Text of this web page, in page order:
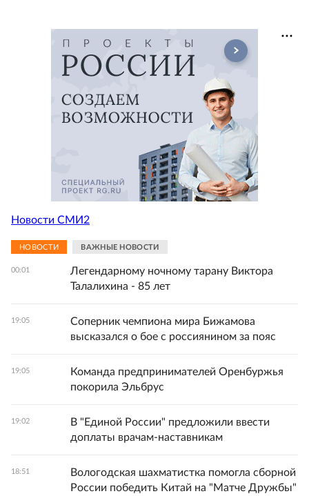
Новости СМИ2
НОВОСТИ ВАЖНЫЕ НОВОСТИ
00:01
Легендарному ночному тарану Виктора
Талалихина - 85 лет
19:05
Соперник чемпиона мира Бижамова
высказался о бое с россиянином за пояс
19:05
Команда предпринимателей Оренбуржья
покорила Эльбрус
19:02
В "Единой России" предложили ввести
доплаты врачам-наставникам
18:51
Вологодская шахматистка помогла сборной
России победить Китай на "Матче Дружбы"